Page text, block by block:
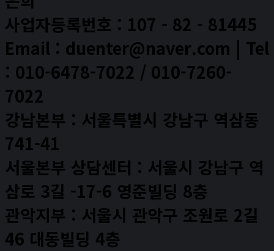
사업자등록번호 : 107 - 82 - 81445
Email : duenter@naver.com | Tel
: 010-6478-7022 / 010-7260-
7022
강남본부 : 서울특별시 강남구 역삼동
741-41
서울본부 상담센터 : 서울시 강남구 역
삼로 3길 -17-6 영준빌딩 8층
관악지부 : 서울시 관악구 조원로 2길
46 대동빌딩 4층